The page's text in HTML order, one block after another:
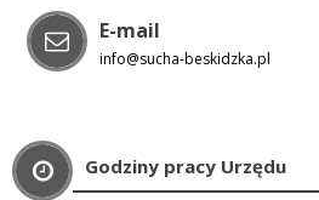
E-mail
info@sucha-beskidzka.pl
Godziny pracy Urzędu